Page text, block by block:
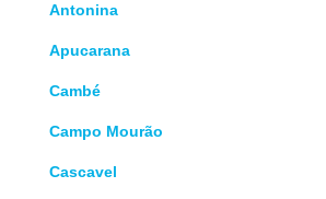
Antonina
Apucarana
Cambé
Campo Mourão
Cascavel